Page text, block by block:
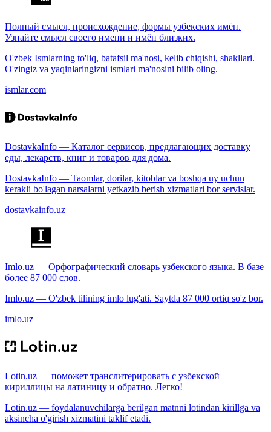
Полный смысл, происхождение, формы узбекских имён.
Узнайте смысл своего имени и имён близких.
O'zbek Ismlarning to'liq, batafsil ma'nosi, kelib chiqishi, shakllari.
O'zingiz va yaqinlaringizni ismlari ma'nosini bilib oling.
ismlar.com
DostavkaInfo — Каталог сервисов, предлагающих доставку
еды, лекарств, книг и товаров для дома.
DostavkaInfo — Taomlar, dorilar, kitoblar va boshqa uy uchun
kerakli bo'lagan narsalarni yetkazib berish xizmatlari bor servislar.
dostavkainfo.uz
Imlo.uz — Орфографический словарь узбекского языка. В базе
более 87 000 слов.
Imlo.uz — O'zbek tilining imlo lug'ati. Saytda 87 000 ortiq so'z bor.
imlo.uz
Lotin.uz — поможет транслитерировать с узбекской
кириллицы на латиницу и обратно. Легко!
Lotin.uz — foydalanuvchilarga berilgan matnni lotindan kirillga va
aksincha o'girish xizmatini taklif etadi.